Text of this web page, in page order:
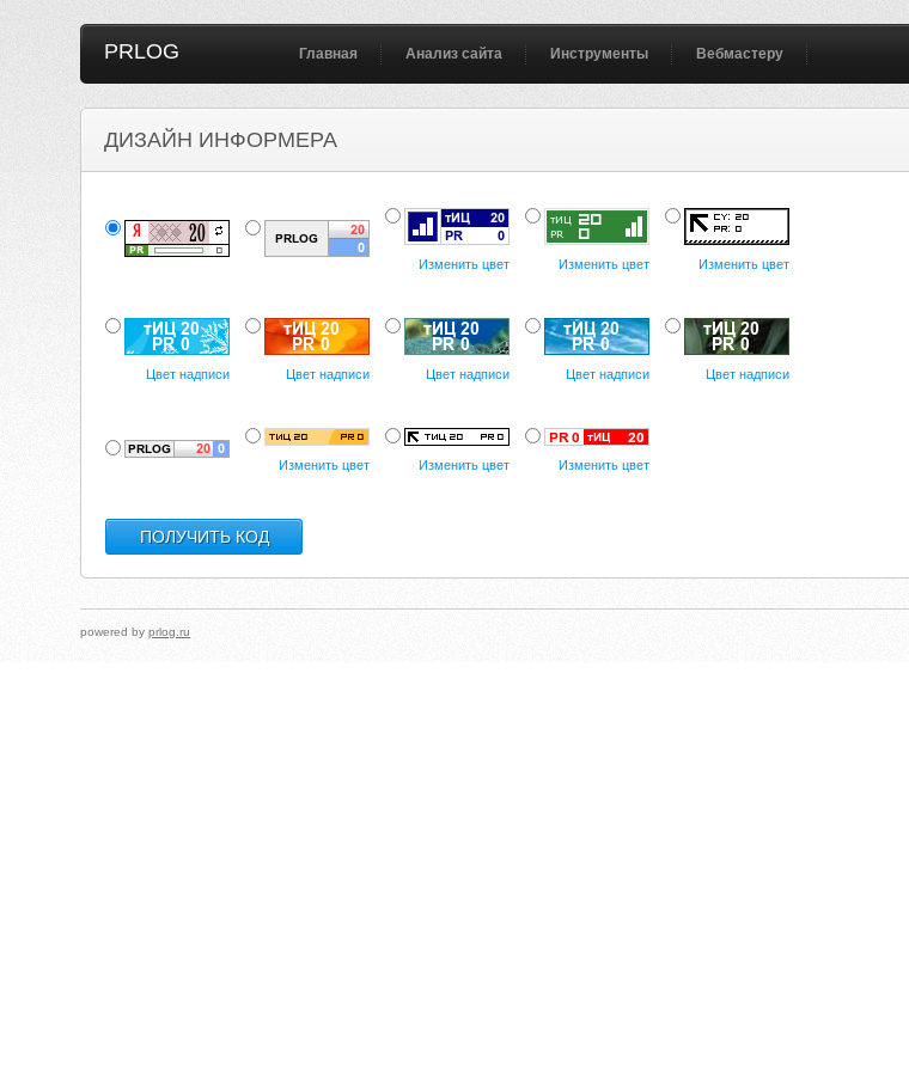
PRLOG Главная Анализ сайта Инструменты Вебмастеру
ДИЗАЙН ИНФОРМЕРА
Изменить цвет Изменить цвет Изменить цвет
Цвет надписи Цвет надписи Цвет надписи Цвет надписи Цвет надписи
Изменить цвет Изменить цвет Изменить цвет
powered byprlog.ru